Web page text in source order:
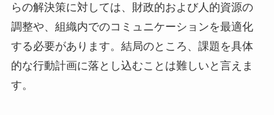
らの解決策に対しては、財政的および人的資源の
調整や、組織内でのコミュニケーションを最適化
する必要があります。結局のところ、課題を具体
的な行動計画に落とし込むことは難しいと言えま
す。